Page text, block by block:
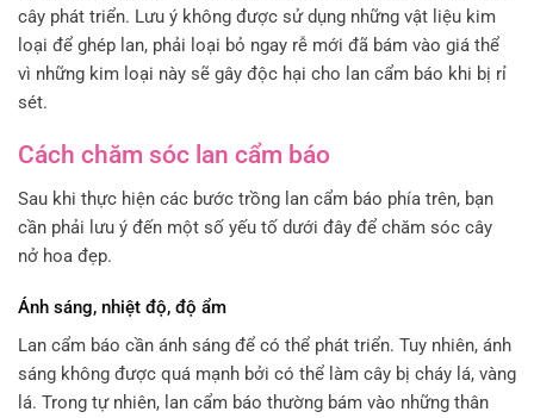
cây phát triển. Lưu ý không được sử dụng những vật liệu kim
loại để ghép lan, phải loại bỏ ngay rễ mới đã bám vào giá thể
vì những kim loại này sẽ gây độc hại cho lan cẩm báo khi bị rỉ
sét.
Cách chăm sóc lan cẩm báo
Sau khi thực hiện các bước trồng lan cẩm báo phía trên, bạn
cần phải lưu ý đến một số yếu tố dưới đây để chăm sóc cây
nở hoa đẹp.
Ánh sáng, nhiệt độ, độ ẩm
Lan cẩm báo cần ánh sáng để có thể phát triển. Tuy nhiên, ánh
sáng không được quá mạnh bởi có thể làm cây bị cháy lá, vàng
lá. Trong tự nhiên, lan cẩm báo thường bám vào những thân